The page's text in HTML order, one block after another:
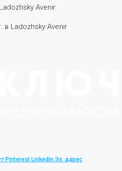
в Ladozhsky Avenir
Pinterest Linkedin Эл. адрес